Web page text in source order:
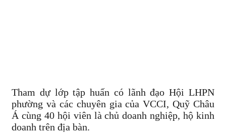
Tham dự lớp tập huấn có lãnh đạo Hội LHPN
phường và các chuyên gia của VCCI, Quỹ Châu
Á cùng 40 hội viên là chủ doanh nghiệp, hộ kinh
doanh trên địa bàn.